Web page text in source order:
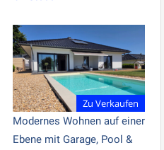
Zu Verkaufen
Modernes Wohnen auf einer
Ebene mit Garage, Pool &